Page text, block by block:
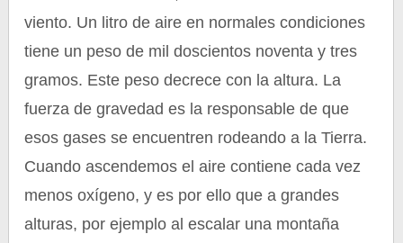
viento. Un litro de aire en normales condiciones
tiene un peso de mil doscientos noventa y tres
gramos. Este peso decrece con la altura. La
fuerza de gravedad es la responsable de que
esos gases se encuentren rodeando a la Tierra.
Cuando ascendemos el aire contiene cada vez
menos oxígeno, y es por ello que a grandes
alturas, por ejemplo al escalar una montaña